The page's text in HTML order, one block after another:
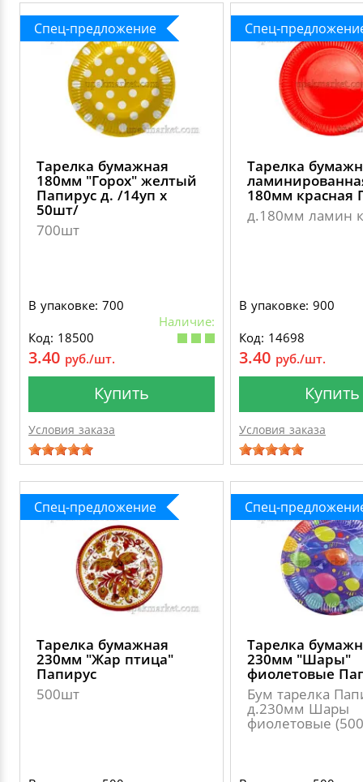
Спец-предложение
Тарелка бумажная
180мм "Горох" желтый
Папирус д. /14уп х
50шт/
700шт
В упаковке: 700
Наличие:
Код: 18500
3.40 руб./шт.
Купить
Условия заказа
Спец-
Тарелка
180мм красная
д.180мм ламин
В упаковке: 900
Код: 14698
3.40 руб./шт.
Купить
Условия заказа
Спец-предложение
Тарелка бумажная
230мм "Жар птица"
Папирус
500шт
Спец-
Тарелка
230мм "Шары"
фиолетовые
Бум тарелка
д.230мм Шары
фиолетовые